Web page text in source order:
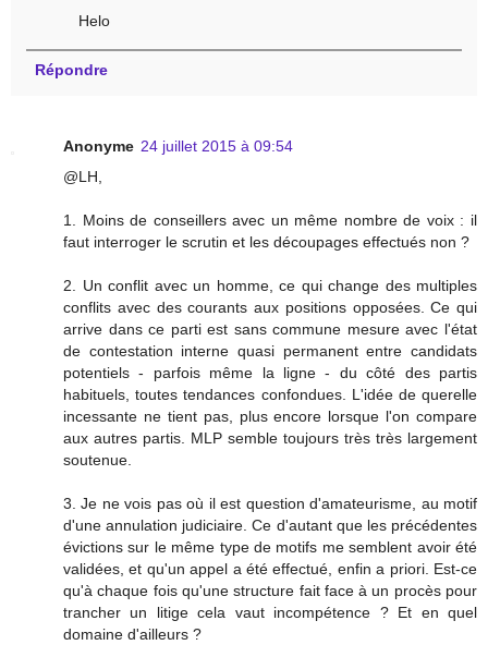
Helo
Répondre
Anonyme 24 juillet 2015 à 09:54
@LH,
1. Moins de conseillers avec un même nombre de voix : il
faut interroger le scrutin et les découpages effectués non ?
2. Un conflit avec un homme, ce qui change des multiples
conflits avec des courants aux positions opposées. Ce qui
arrive dans ce parti est sans commune mesure avec l'état
de contestation interne quasi permanent entre candidats
potentiels - parfois même la ligne - du côté des partis
habituels, toutes tendances confondues. L'idée de querelle
incessante ne tient pas, plus encore lorsque l'on compare
aux autres partis. MLP semble toujours très très largement
soutenue.
3. Je ne vois pas où il est question d'amateurisme, au motif
d'une annulation judiciaire. Ce d'autant que les précédentes
évictions sur le même type de motifs me semblent avoir été
validées, et qu'un appel a été effectué, enfin a priori. Est-ce
qu'à chaque fois qu'une structure fait face à un procès pour
trancher un litige cela vaut incompétence ? Et en quel
domaine d'ailleurs ?